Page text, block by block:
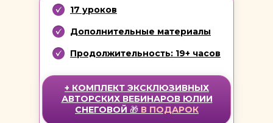
+ КОМПЛЕКТ ЭКСКЛЮЗИВНЫХ
АВТОРСКИХ ВЕБИНАРОВ ЮЛИИ
СНЕГОВОЙ 🎁 В ПОДАРОК
17 уроков
Дополнительные материалы
Продолжительность: 19+ часов